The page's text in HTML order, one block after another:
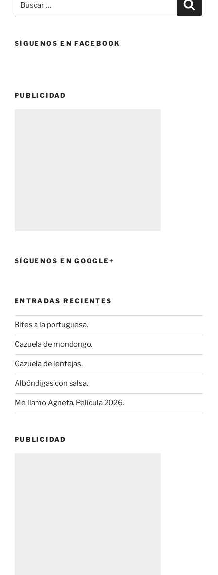
por:
SÍGUENOS EN FACEBOOK
PUBLICIDAD
SÍGUENOS EN GOOGLE+
ENTRADAS RECIENTES
Bifes a la portuguesa.
Cazuela de mondongo.
Cazuela de lentejas.
Albóndigas con salsa.
Me llamo Agneta. Película 2026.
PUBLICIDAD